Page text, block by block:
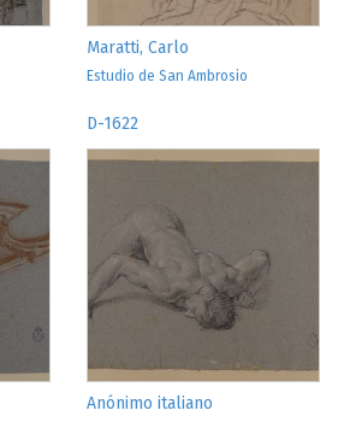
Maratti, Carlo
Estudio de San Ambrosio
D-1622
Anónimo italiano